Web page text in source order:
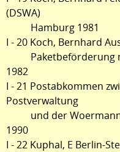
(DSWA)
Hamburg 1981
I - 20 Koch, Bernhard
Paketbeförderung
1982
I - 21 Postabkommen
Postverwaltung
und der Woermann-
1990
I - 22 Kuphal, E Berlin-